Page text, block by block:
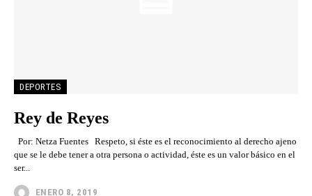
DEPORTES
Rey de Reyes
Por: Netza Fuentes Respeto, si éste es el reconocimiento al derecho ajeno
que se le debe tener a otra persona o actividad, éste es un valor básico en el
ser...
ENERO 8, 2019